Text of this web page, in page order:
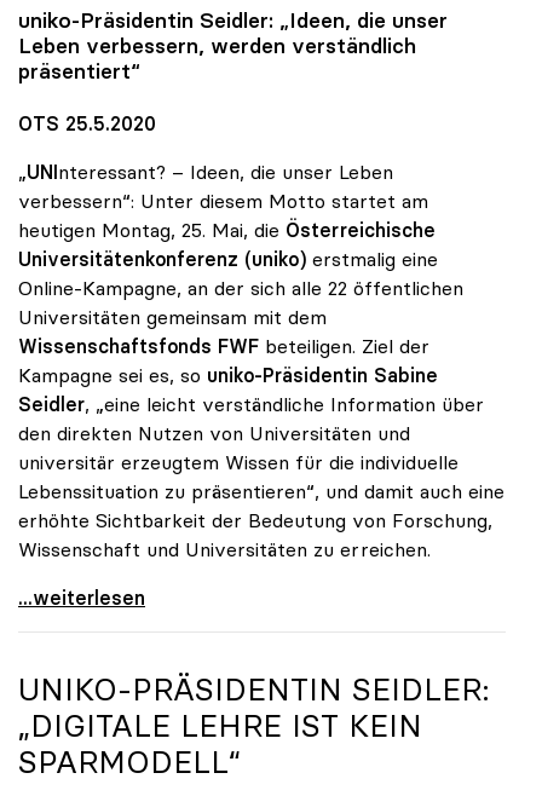
uniko-Präsidentin Seidler: „Ideen, die unser
Leben verbessern, werden verständlich
präsentiert“
OTS 25.5.2020
„UNInteressant? – Ideen, die unser Leben
verbessern“: Unter diesem Motto startet am
heutigen Montag, 25. Mai, die Österreichische
Universitätenkonferenz (uniko) erstmalig eine
Online-Kampagne, an der sich alle 22 öffentlichen
Universitäten gemeinsam mit dem
Wissenschaftsfonds FWF beteiligen. Ziel der
Kampagne sei es, so uniko-Präsidentin Sabine
Seidler, „eine leicht verständliche Information über
den direkten Nutzen von Universitäten und
universitär erzeugtem Wissen für die individuelle
Lebenssituation zu präsentieren“, und damit auch eine
erhöhte Sichtbarkeit der Bedeutung von Forschung,
Wissenschaft und Universitäten zu erreichen.
Startschuss zur Online-Kampagne von Österreichs
...weiterlesen
UNIKO-PRÄSIDENTIN SEIDLER:
„DIGITALE LEHRE IST KEIN
SPARMODELL“